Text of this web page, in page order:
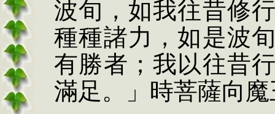
波旬，如我往昔修
種種諸力，如是波
有勝者；我以往昔
滿足。」時菩薩向